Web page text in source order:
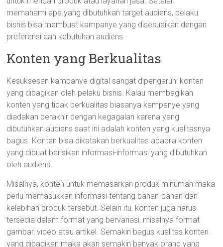
memahami apa yang dibutuhkan target audiens, pelaku
bisnis bisa membuat kampanye yang disesuaikan dengan
preferensi dan kebutuhan audiens.
Konten yang Berkualitas
Kesuksesan kampanye digital sangat dipengaruhi konten
yang dibagikan oleh pelaku bisnis. Kalau membagikan
konten yang tidak berkualitas biasanya kampanye yang
diadakan berakhir dengan kegagalan karena yang
dibutuhkan audiens saat ini adalah konten yang kualitasnya
bagus. Konten bisa dikatakan berkualitas apabila konten
yang dibuat berisikan informasi-informasi yang dibutuhkan
oleh audiens.
Misalnya, konten untuk memasarkan produk minuman maka
perlu memasukkan informasi tentang bahan-bahan dan
kelebihan produk tersebut. Selain itu, konten juga harus
tersedia dalam format yang bervariasi, misalnya format
gambar, video atau artikel. Semakin bagus kualitas konten
yang dibagikan maka akan semakin banyak orang yang